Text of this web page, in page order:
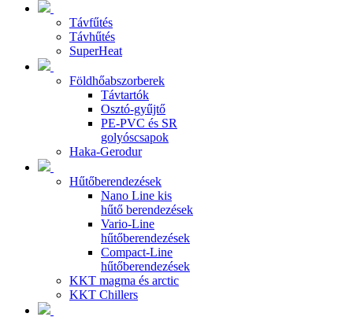
Távfűtés
Távhűtés
SuperHeat
Földhőabszorberek
Távtartók
Osztó-gyűjtő
PE-PVC és SR
golyóscsapok
Haka-Gerodur
Hűtőberendezések
Nano Line kis
hűtő berendezések
Vario-Line
hűtőberendezések
Compact-Line
hűtőberendezések
KKT magma és arctic
KKT Chillers